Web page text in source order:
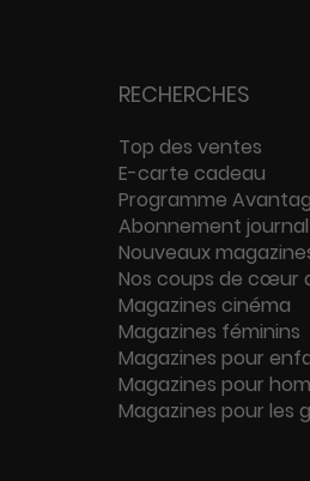
RECHERCHES
Top des ventes
E-carte cadeau
Programme
Abonnement journal
Nouveaux
Nos coups de cœur
Magazines cinéma
Magazines féminins
Magazines pour
Magazines pour
Magazines pour les